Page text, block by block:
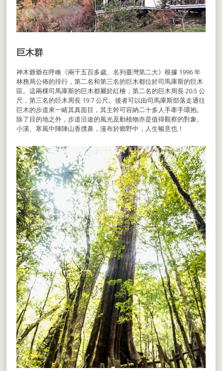
巨木群
神木爺爺在呼喚《兩千五百多歲、名列臺灣第二大》根據 1996 年
林務局公佈的排行，第二名和第三名的巨木都位於司馬庫斯的巨木
區。這兩棵司馬庫斯的巨木都屬於紅檜，第二名的巨木周長 20.5 公
尺，第三名的巨木周長 19.7 公尺。後者可以由司馬庫斯部落走通往
巨木的步道來一睹其真面目，其主幹可容納二十多人手牽手環抱。
除了目的地之外，步道沿途的風光及動植物亦是值得觀察的對象。
小溪、寒風中陣陣山香撲鼻，漫布於鄉野中，人生暢意也！